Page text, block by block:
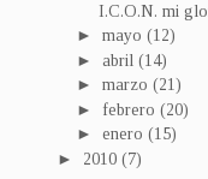
I.C.O.N. mi
►mayo(12)
►abril(14)
►marzo(21)
► febrero(20)
►enero(15)
► 2010 (7)